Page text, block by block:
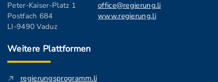
Peter-Kaiser-Platz 1
Postfach 684
LI-9490 Vaduz
office@regierung.li
www.regierung.li
Weitere Plattformen
regierungsprogramm.li